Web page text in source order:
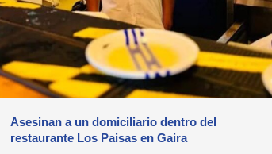
Asesinan a un domiciliario dentro del
restaurante Los Paisas en Gaira